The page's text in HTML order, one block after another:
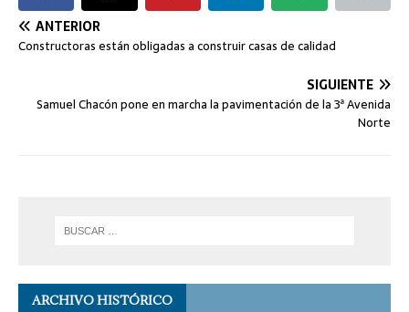
ANTERIOR
Constructoras están obligadas a construir casas de calidad
SIGUIENTE
Samuel Chacón pone en marcha la pavimentación de la 3ª Avenida
Norte
ARCHIVO HISTÓRICO